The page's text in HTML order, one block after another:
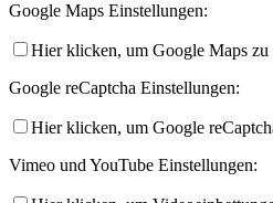
Google Maps Einstellungen:
Hier klicken, um Google Maps zu
Google reCaptcha Einstellungen:
Hier klicken, um Google
Vimeo und YouTube Einstellungen: